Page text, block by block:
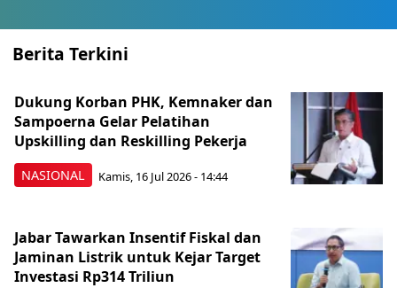
Berita Terkini
NASIONAL
Dukung Korban PHK, Kemnaker dan
Sampoerna Gelar Pelatihan
Upskilling dan Reskilling Pekerja
Kamis, 16 Jul 2026 - 14:44
Jabar Tawarkan Insentif Fiskal dan
Jaminan Listrik untuk Kejar Target
Investasi Rp314 Triliun